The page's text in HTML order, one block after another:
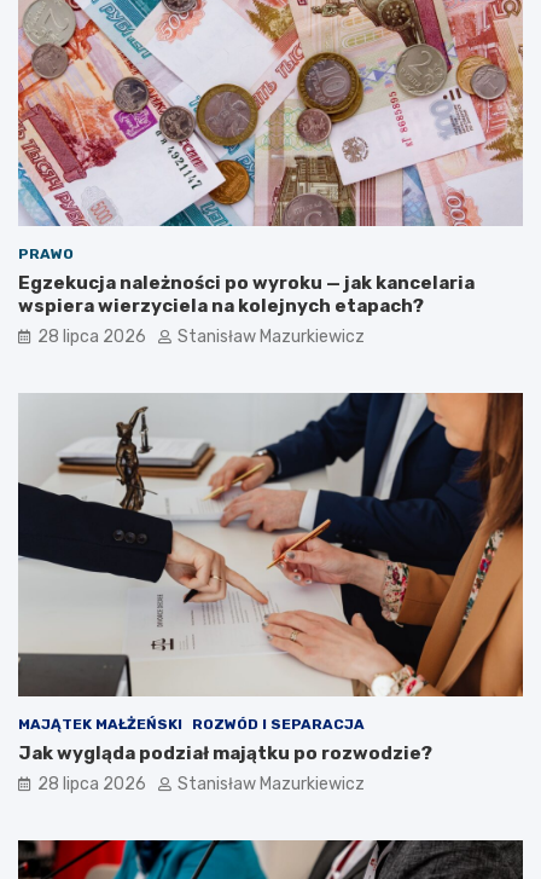
PRAWO
Egzekucja należności po wyroku — jak kancelaria
wspiera wierzyciela na kolejnych etapach?
28 lipca 2026 Stanisław Mazurkiewicz
MAJĄTEK MAŁŻEŃSKI ROZWÓD I SEPARACJA
Jak wygląda podział majątku po rozwodzie?
28 lipca 2026 Stanisław Mazurkiewicz